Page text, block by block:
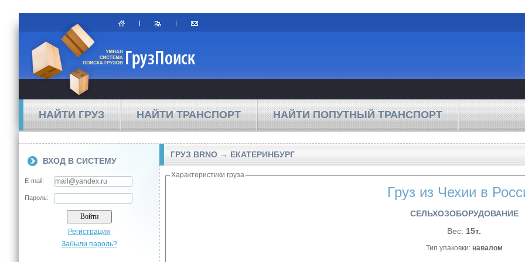
НАЙТИ ГРУЗ НАЙТИ ТРАНСПОРТ НАЙТИ ПОПУТНЫЙ ТРАНСПОРТ
ВХОД В СИСТЕМУ
E-mail:
Пароль:
Регистрация
Забыли пароль?
ГРУЗ BRNO → ЕКАТЕРИНБУРГ
Характеристики груза
Груз из Чехии в
СЕЛЬХОЗОБОРУДОВАНИЕ
Вес: 15т.
Тип упаковки: навалом